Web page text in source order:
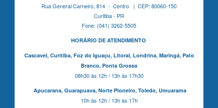
Rua General Carneiro, 814 - Centro | CEP: 80060-150
Curitiba - PR
Fone: (041) 3262-5505
HORÁRIO DE ATENDIMENTO
Cascavel, Curitiba,Foz do Iguaçu, Litoral, Londrina, Maringá, Pato
Branco, Ponta Grossa
08h30 às 12h / 13h às 17h30
Apucarana, Guarapuava, Norte Pioneiro, Toledo, Umuarama
10h às 12h / 13h às 17h